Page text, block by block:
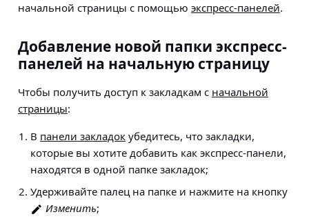
начальной страницы с помощью экспресс-панелей.
Добавление новой папки экспресс-
панелей на начальную страницу
Чтобы получить доступ к закладкам с начальной
страницы:
В панели закладок убедитесь, что закладки,
которые вы хотите добавить как экспресс-панели,
находятся в одной папке закладок;
Удерживайте палец на папке и нажмите на кнопку
Изменить;